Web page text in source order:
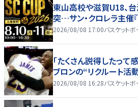
東山高校や滋賀U18、
突…サン・クロレラ主催
2026/08/08 17:00バスケットボ
「たくさん説得したって
ブロンの“リクルート活
2026/08/08 16:28バスケットボ